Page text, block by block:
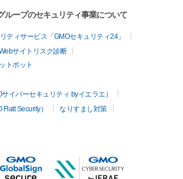
ループのセキュリティ事業について
ティサービス「GMOセキュリティ24」
サイトリスク診断
トボット
イバーセキュリティ byイエラエ）
Security）
なりすまし対策